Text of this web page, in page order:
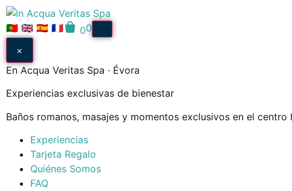
🇵🇹 🇬🇧 🇪🇸 🇫🇷 00
×
En Acqua Veritas Spa · Évora
Experiencias exclusivas de bienestar
Baños romanos, masajes y momentos exclusivos en el
Experiencias
Tarjeta Regalo
Quiénes Somos
FAQ